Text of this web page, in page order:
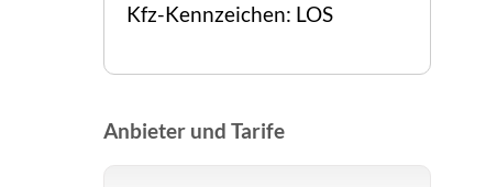
Kfz-Kennzeichen: LOS
Anbieter und Tarife